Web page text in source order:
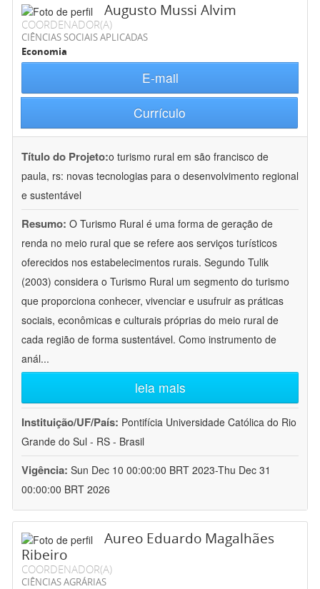
Augusto Mussi Alvim
COORDENADOR(A)
CIÊNCIAS SOCIAIS APLICADAS
Economia
E-mail
Currículo
Título do Projeto:o turismo rural em são francisco de
paula, rs: novas tecnologias para o desenvolvimento regional
e sustentável
Resumo: O Turismo Rural é uma forma de geração de
renda no meio rural que se refere aos serviços turísticos
oferecidos nos estabelecimentos rurais. Segundo Tulik
(2003) considera o Turismo Rural um segmento do turismo
que proporciona conhecer, vivenciar e usufruir as práticas
sociais, econômicas e culturais próprias do meio rural de
cada região de forma sustentável. Como instrumento de
anál...
leia mais
Instituição/UF/País: Pontifícia Universidade Católica do Rio
Grande do Sul - RS - Brasil
Vigência: Sun Dec 10 00:00:00 BRT 2023-Thu Dec 31
00:00:00 BRT 2026
Aureo Eduardo Magalhães
Ribeiro
COORDENADOR(A)
CIÊNCIAS AGRÁRIAS